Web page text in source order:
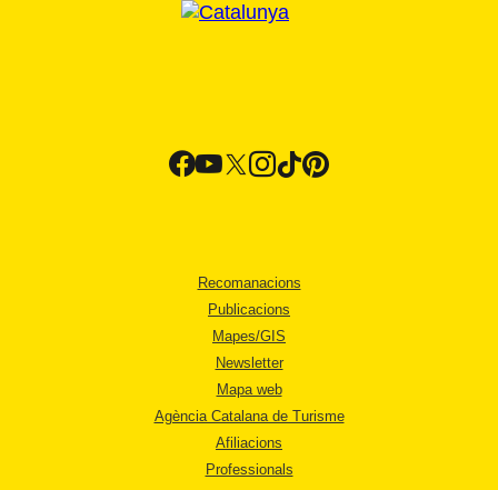
Recomanacions
Publicacions
Mapes/GIS
Newsletter
Mapa web
Agència Catalana de Turisme
Afiliacions
Professionals